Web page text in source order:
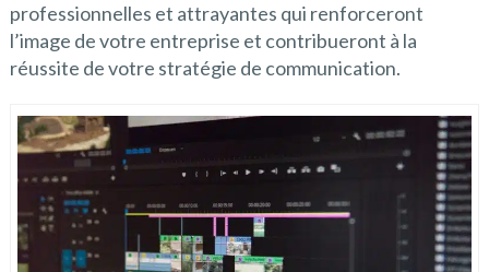
professionnelles et attrayantes qui renforceront
l’image de votre entreprise et contribueront à la
réussite de votre stratégie de communication.